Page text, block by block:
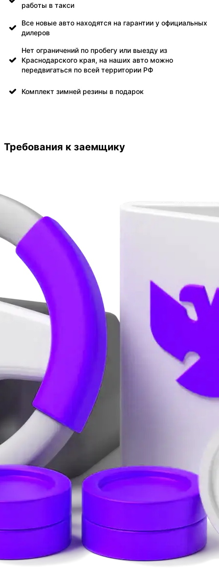
работы в такси
Все новые авто находятся на гарантии у официальных
дилеров
Нет ограничений по пробегу или выезду из
Краснодарского края, на наших авто можно
передвигаться по всей территории РФ
Комплект зимней резины в подарок
Требования к заемщику